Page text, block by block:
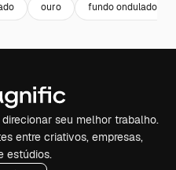
ouro fundo ondulado
seu melhor trabalho.
entre criativos, empresas,
estúdios.